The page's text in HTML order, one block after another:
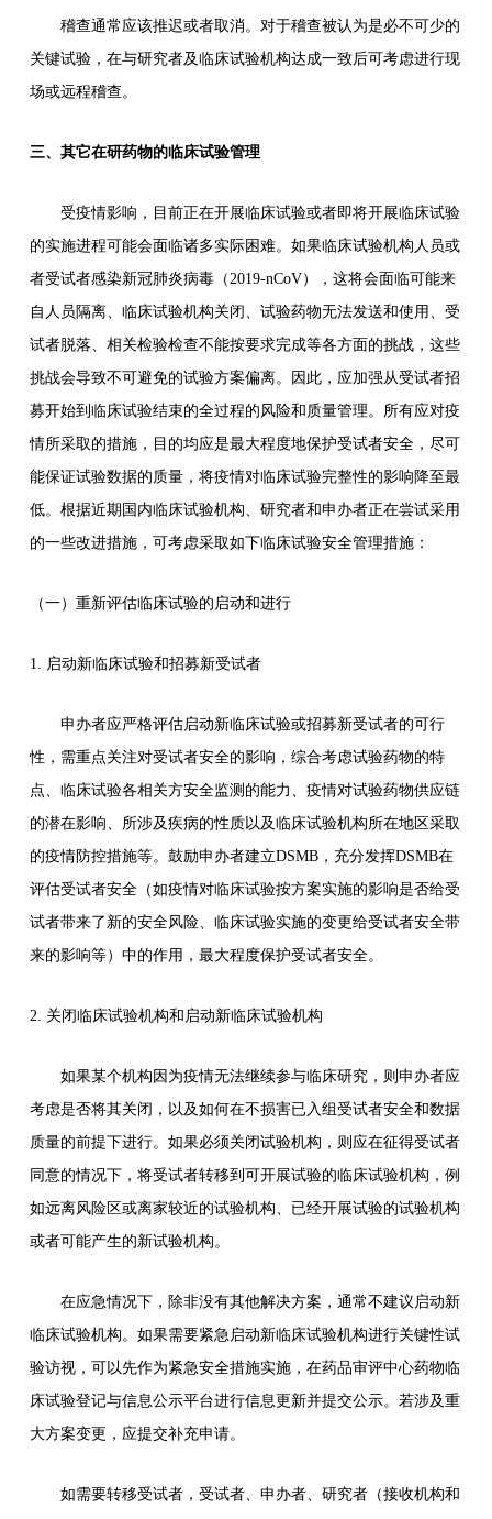
稽查通常应该推迟或者取消。对于稽查被认为是必不可少的
关键试验，在与研究者及临床试验机构达成一致后可考虑进行现
场或远程稽查。
三、其它在研药物的临床试验管理
受疫情影响，目前正在开展临床试验或者即将开展临床试验
的实施进程可能会面临诸多实际困难。如果临床试验机构人员或
者受试者感染新冠肺炎病毒（2019-nCoV），这将会面临可能来
自人员隔离、临床试验机构关闭、试验药物无法发送和使用、受
试者脱落、相关检验检查不能按要求完成等各方面的挑战，这些
挑战会导致不可避免的试验方案偏离。因此，应加强从受试者招
募开始到临床试验结束的全过程的风险和质量管理。所有应对疫
情所采取的措施，目的均应是最大程度地保护受试者安全，尽可
能保证试验数据的质量，将疫情对临床试验完整性的影响降至最
低。根据近期国内临床试验机构、研究者和申办者正在尝试采用
的一些改进措施，可考虑采取如下临床试验安全管理措施：
（一）重新评估临床试验的启动和进行
1. 启动新临床试验和招募新受试者
申办者应严格评估启动新临床试验或招募新受试者的可行
性，需重点关注对受试者安全的影响，综合考虑试验药物的特
点、临床试验各相关方安全监测的能力、疫情对试验药物供应链
的潜在影响、所涉及疾病的性质以及临床试验机构所在地区采取
的疫情防控措施等。鼓励申办者建立DSMB，充分发挥DSMB在
评估受试者安全（如疫情对临床试验按方案实施的影响是否给受
试者带来了新的安全风险、临床试验实施的变更给受试者安全带
来的影响等）中的作用，最大程度保护受试者安全。
2. 关闭临床试验机构和启动新临床试验机构
如果某个机构因为疫情无法继续参与临床研究，则申办者应
考虑是否将其关闭，以及如何在不损害已入组受试者安全和数据
质量的前提下进行。如果必须关闭试验机构，则应在征得受试者
同意的情况下，将受试者转移到可开展试验的临床试验机构，例
如远离风险区或离家较近的试验机构、已经开展试验的试验机构
或者可能产生的新试验机构。
在应急情况下，除非没有其他解决方案，通常不建议启动新
临床试验机构。如果需要紧急启动新临床试验机构进行关键性试
验访视，可以先作为紧急安全措施实施，在药品审评中心药物临
床试验登记与信息公示平台进行信息更新并提交公示。若涉及重
大方案变更，应提交补充申请。
如需要转移受试者，受试者、申办者、研究者（接收机构和